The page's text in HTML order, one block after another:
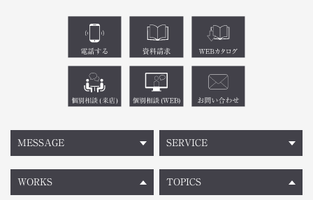
MESSAGE
WORKS TOPICS
SERVICE